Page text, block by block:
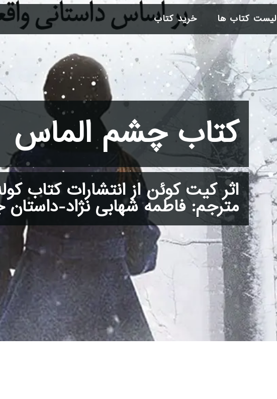
لیست کتاب ها خرید کتاب
کتاب چشم الماس
اثر کیت کوئن از انتشارات کتاب
مترجم: فاطمه شهابی نژاد-